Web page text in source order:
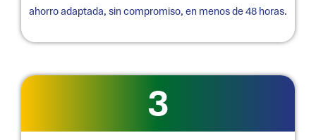
ahorro adaptada, sin compromiso, en menos de 48 horas.
3